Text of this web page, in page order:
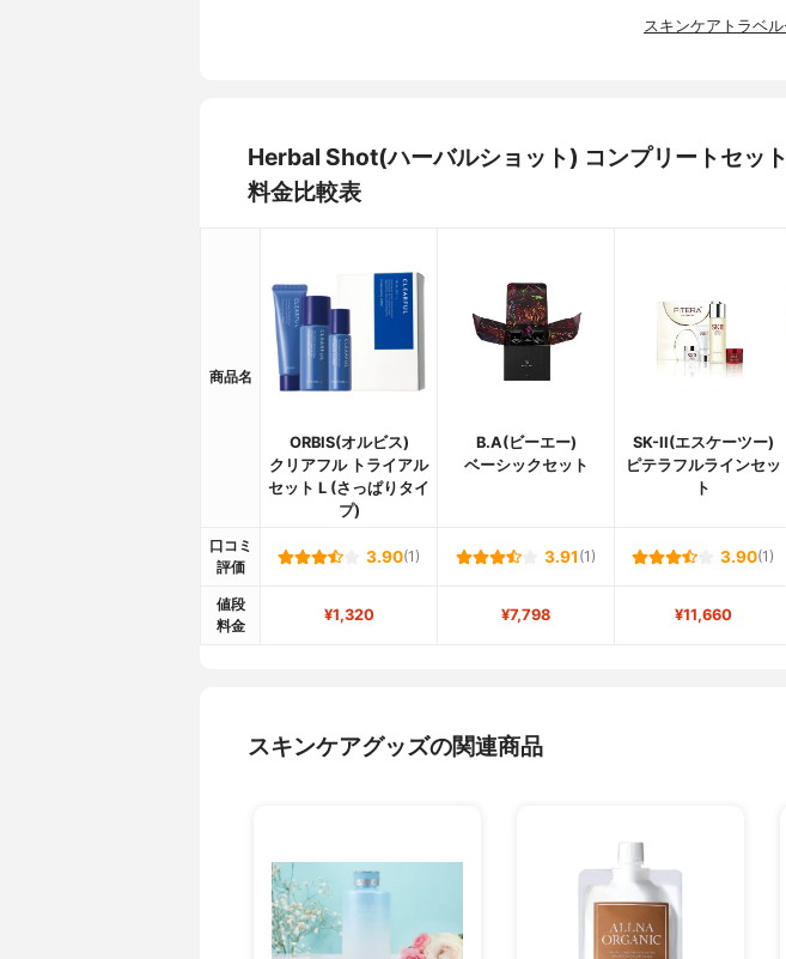
スキンケアトラベ
Herbal Shot(ハーバルショット) コンプリートセッ
料金比較表
商品名
ORBIS(オルビス)
クリアフル トライアル
セット L (さっぱりタイ
プ)
B.A(ビーエー)
ベーシックセット
SK-II(エスケーツー)
ピテラフルラインセッ
ト
口コミ
評価
3.90(1) 3.91 (1) 3.90(1)
値段
料金
¥1,320 ¥7,798 ¥11,660
スキンケアグッズの関連商品